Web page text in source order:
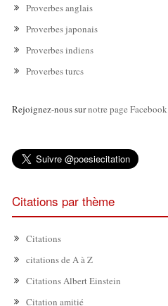
Proverbes anglais
Proverbes japonais
Proverbes indiens
Proverbes turcs
Rejoignez-nous surnotre page Facebook
Citations par thème
Citations
citations de A à Z
Citations Albert Einstein
Citation amitié